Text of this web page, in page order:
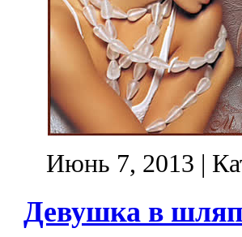
Июнь 7, 2013 |
Девушка в